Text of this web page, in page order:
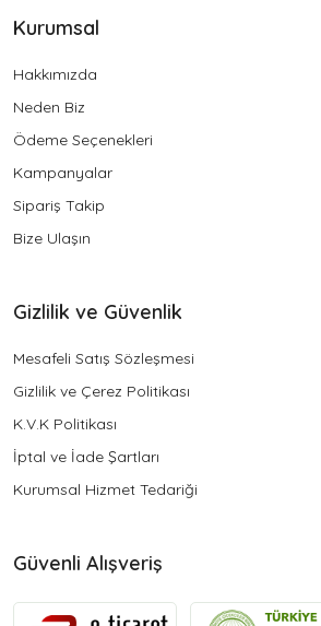
Kurumsal
Hakkımızda
Neden Biz
Ödeme Seçenekleri
Kampanyalar
Sipariş Takip
Bize Ulaşın
Gizlilik ve Güvenlik
Mesafeli Satış Sözleşmesi
Gizlilik ve Çerez Politikası
K.V.K Politikası
İptal ve İade Şartları
Kurumsal Hizmet Tedariği
Güvenli Alışveriş